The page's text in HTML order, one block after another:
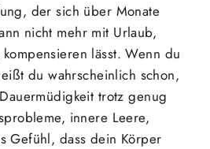
der sich über Monate
nicht mehr mit Urlaub,
lässt. Wenn du
du wahrscheinlich schon,
trotz genug
innere Leere,
Gefühl, dass dein Körper